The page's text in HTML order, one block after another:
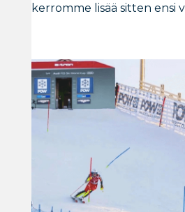
kerromme lisää sitten ensi